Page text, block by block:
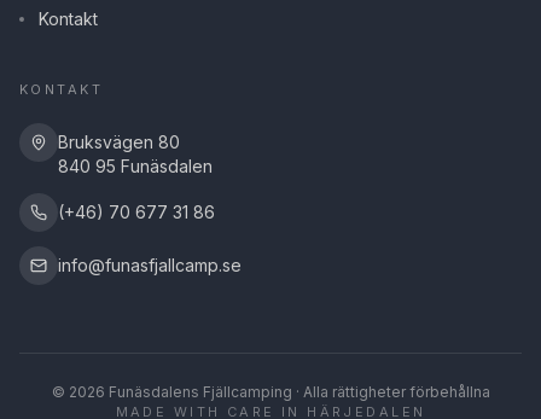
Kontakt
KONTAKT
Bruksvägen 80
840 95 Funäsdalen
(+46) 70 677 31 86
info@funasfjallcamp.se
© 2026 Funäsdalens Fjällcamping · Alla rättigheter förbehållna
MADE WITH CARE IN HÄRJEDALEN